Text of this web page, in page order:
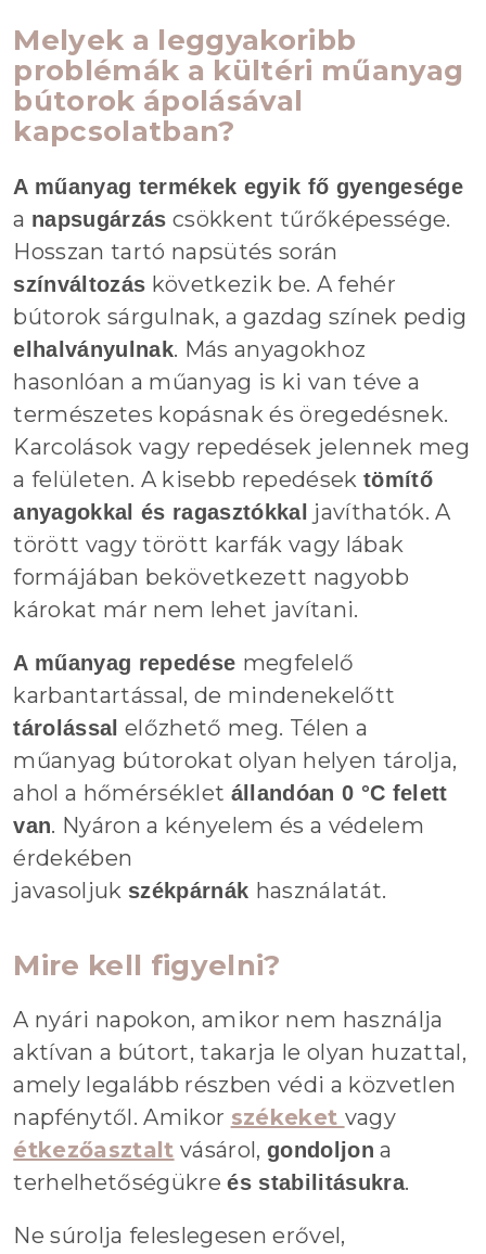
Melyek a leggyakoribb
problémák a kültéri műanyag
bútorok ápolásával
kapcsolatban?
A műanyag termékek egyik fő gyengesége
a napsugárzás csökkent tűrőképessége.
Hosszan tartó napsütés során
színváltozás következik be. A fehér
bútorok sárgulnak, a gazdag színek pedig
elhalványulnak. Más anyagokhoz
hasonlóan a műanyag is ki van téve a
természetes kopásnak és öregedésnek.
Karcolások vagy repedések jelennek meg
a felületen. A kisebb repedések tömítő
anyagokkal és ragasztókkal javíthatók. A
törött vagy törött karfák vagy lábak
formájában bekövetkezett nagyobb
károkat már nem lehet javítani.
A műanyag repedése megfelelő
karbantartással, de mindenekelőtt
tárolással előzhető meg. Télen a
műanyag bútorokat olyan helyen tárolja,
ahol a hőmérséklet állandóan 0 °C felett
van. Nyáron a kényelem és a védelem
érdekében
javasoljuk székpárnák használatát.
Mire kell figyelni?
A nyári napokon, amikor nem használja
aktívan a bútort, takarja le olyan huzattal,
amely legalább részben védi a közvetlen
napfénytől. Amikor székeket vagy
étkezőasztalt vásárol, gondoljon a
terhelhetőségükreés stabilitásukra.
Ne súrolja feleslegesen erővel,